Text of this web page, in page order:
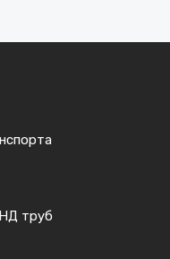
труб